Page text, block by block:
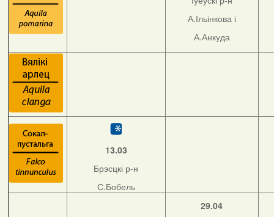
А.Ільінкова і
А.Анкуда
13.03
Брэсцкі р-н
С.Бобель
29.04